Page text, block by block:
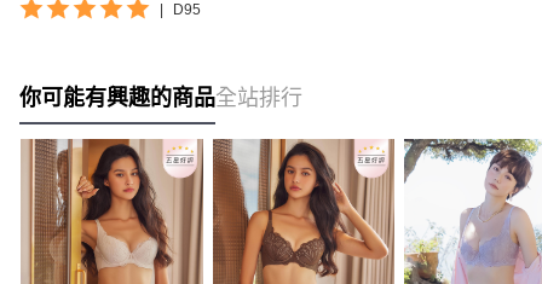
D95
你可能有興趣的商品全站排行